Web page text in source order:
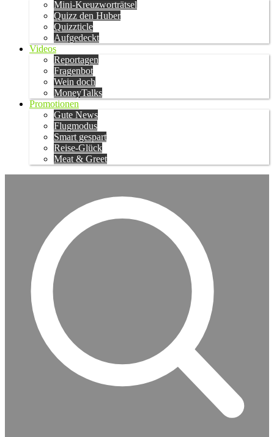
Mini-Kreuzworträtsel
Quizz den Huber
Quizzticle
Aufgedeckt
Videos
Reportagen
Fragenbot
Wein doch
MoneyTalks
Promotionen
Gute News
Flugmodus
Smart gespart
Reise-Glück
Meat & Greet